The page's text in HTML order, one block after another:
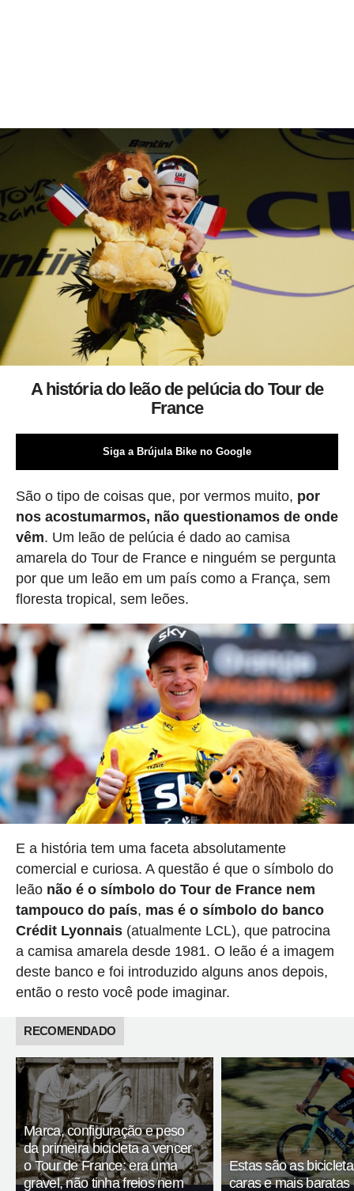
A história do leão de pelúcia do Tour de
France
Siga a Brújula Bike no Google
São o tipo de coisas que, por vermos muito, por
nos acostumarmos, não questionamos de onde
vêm. Um leão de pelúcia é dado ao camisa
amarela do Tour de France e ninguém se pergunta
por que um leão em um país como a França, sem
floresta tropical, sem leões.
E a história tem uma faceta absolutamente
comercial e curiosa. A questão é que o símbolo do
leão não é o símbolo do Tour de France nem
tampouco do país, mas é o símbolo do banco
Crédit Lyonnais(atualmente LCL), que patrocina
a camisa amarela desde 1981. O leão é a imagem
deste banco e foi introduzido alguns anos depois,
então o resto você pode imaginar.
RECOMENDADO
Marca, configuração e peso
da primeira bicicleta a vencer
o Tour de France: era uma
gravel, não tinha freios nem
Estas são as
caras e mais baratas